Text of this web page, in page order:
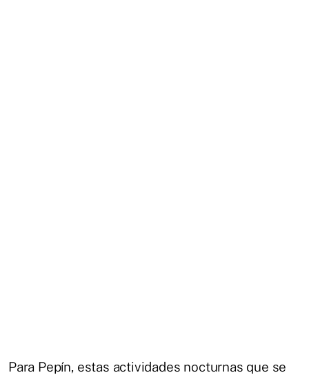
Para Pepín, estas actividades nocturnas que se